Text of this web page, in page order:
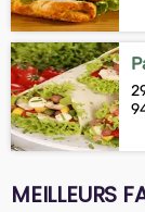
MEILLEURS